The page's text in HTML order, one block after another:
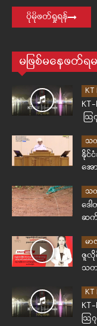
ပိုမိုဖတ်ရှုရန်
မဖြစ်မနေဖတ်ရ
KT
ဩဂု
သ
နိုင်
အေ
သ
ဒေ
ဆ
မ
ဇူလို
သတ
KT
ဩဂု